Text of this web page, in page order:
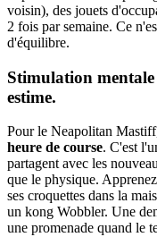
voisin), des jouets
2 fois par semaine. Ce
d'équilibre.
Stimulation
estime.
Pour le Neapolitan
heure de course. C'est
partagent avec les
que le physique.
ses croquettes dans la
un kong Wobbler. Une
une promenade quand le